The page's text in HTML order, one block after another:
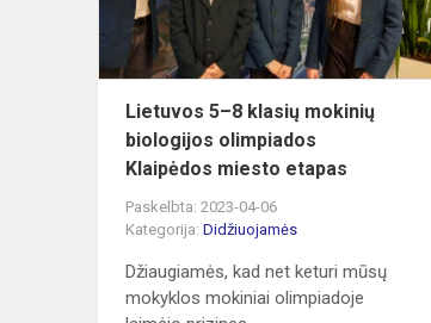
Lietuvos 5–8 klasių mokinių
biologijos olimpiados
Klaipėdos miesto etapas
Paskelbta: 2023-04-06
Kategorija: Didžiuojamės
Džiaugiamės, kad net keturi mūsų
mokyklos mokiniai olimpiadoje